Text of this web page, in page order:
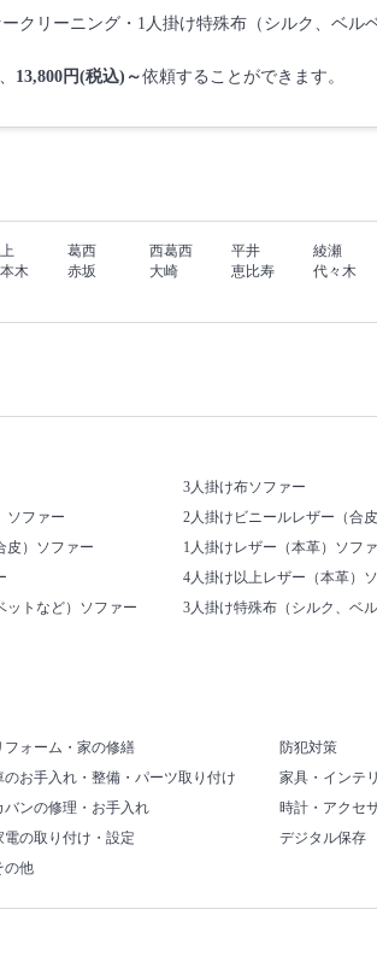
クリーニング・1人掛け特殊布（シルク、ベ
13,800円(税込)～依頼することができます。
葛西 西葛西 平井 綾瀬
木 赤坂 大崎 恵比寿 代々木
3人掛け布ソファー
ソファー
2人掛けビニールレザー（合
皮）ソファー
1人掛けレザー（本革）ソフ
4人掛け以上レザー（本革）
ットなど）ソファー
3人掛け特殊布（シルク、ベ
フォーム・家の修繕
防犯対策
のお手入れ・整備・パーツ取り付け
家具・インテ
バンの修理・お手入れ
時計・アクセ
電の取り付け・設定
デジタル保存
の他